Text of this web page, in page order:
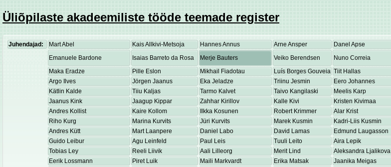
Üliõpilaste akadeemiliste tööde teemade register
Juhendajad: Mart Abel Kais Allkivi-Metsoja Hannes Annus Arne Ansper Danel Apse
Emanuele Bardone
Isaias Barreto da Rosa Merje Bauters Veiko Berendsen Nuno Correia
Maka Eradze
Pille Eslon Mikhail Fiadotau Luís Borges Gouveia Tiit Hallas
Argo Ilves
Jörgen Jaanus Eka Jeladze Triinu Jesmin Eero Johannes
Kätlin Kalde
Tiiu Kaljas Tarmo Kalvet Taivo Kangilaski Meelis Karp
Jaanus Kink
Jaagup Kippar Zahhar Kirillov Kalle Kivi Kristen Kivimaa
Andres Kollist
Kaire Kollom Ilkka Kosunen Robert Krimmer Alar Krist
Riho Kurg
Marina Kurvits Jüri Kurvits Marek Kusmin Kadri-Liis Kusmin
Andres Kütt
Mart Laanpere Daniel Labo David Lamas Edmund Laugasson
Guido Leibur
Agu Leinfeld Paul Leis Tuuli Leito Aira Lepik
Tobias Ley
Reeli Liivik Aali Lilleorg Merit Lind Aleksandra Ljalikova
Eerik Lossmann
Piret Luik Maili Markvardt Erika Matsak Jaanika Meigas